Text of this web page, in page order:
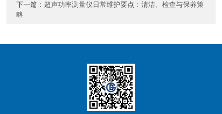
下一篇： 超声功率测量仪日常维护要点：清洁、检查与保养策
略